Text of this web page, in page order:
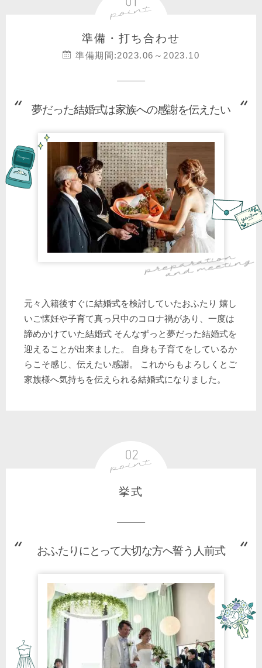
準備・打ち合わせ
準備期間:2023.06～2023.10
夢だった結婚式は家族への感謝を伝えたい
元々入籍後すぐに結婚式を検討していたおふたり 嬉し
いご懐妊や子育て真っ只中のコロナ禍があり、一度は
諦めかけていた結婚式 そんなずっと夢だった結婚式を
迎えることが出来ました。 自身も子育てをしているか
らこそ感じ、伝えたい感謝。 これからもよろしくとご
家族様へ気持ちを伝えられる結婚式になりました。
挙式
おふたりにとって大切な方へ誓う人前式